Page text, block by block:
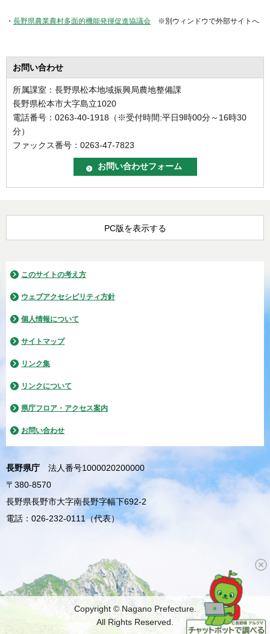
・ 長野県農業農村多面的機能発揮促進協議会 ※別ウィンドウで外部サイトへ
お問い合わせ
所属課室：長野県松本地域振興局農地整備課
長野県松本市大字島立1020
電話番号：0263-40-1918（※受付時間:平日9時00分～16時30
分）
ファックス番号：0263-47-7823
PC版を表示する
このサイトの考え方
ウェブアクセシビリティ方針
個人情報について
サイトマップ
リンク集
リンクについて
県庁フロア・アクセス案内
お問い合わせ
長野県庁
法人番号1000020200000
〒380-8570
長野県長野市大字南長野字幅下692-2
電話：026-232-0111（代表）
Copyright © Nagano Prefecture.
All Rights Reserved.